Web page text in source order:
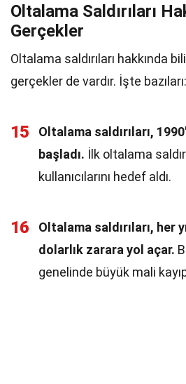
Oltalama Saldırıları
Gerçekler
Oltalama saldırıları hakkında
gerçekler de vardır. İşte bazıları:
15
Oltalama saldırıları,
başladı. İlk oltalama
kullanıcılarını hedef aldı.
16
Oltalama saldırıları, her
dolarlık zarara yol açar.
genelinde büyük mali